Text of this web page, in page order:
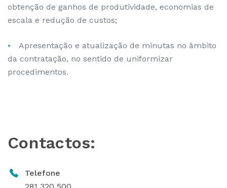
obtenção de ganhos de produtividade, economias de
escala e redução de custos;
Apresentação e atualização de minutas no âmbito
da contratação, no sentido de uniformizar
procedimentos.
Contactos:
Telefone